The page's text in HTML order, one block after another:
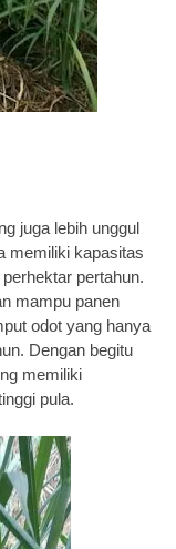
juga lebih unggul
memiliki kapasitas
pertahun.
mampu panen
odot yang hanya
Dengan begitu
memiliki
pula.